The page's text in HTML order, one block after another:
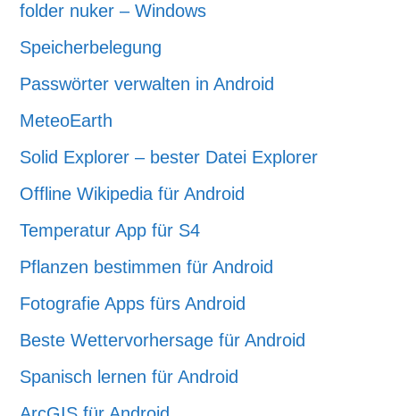
folder nuker – Windows
Speicherbelegung
Passwörter verwalten in Android
MeteoEarth
Solid Explorer – bester Datei Explorer
Offline Wikipedia für Android
Temperatur App für S4
Pflanzen bestimmen für Android
Fotografie Apps fürs Android
Beste Wettervorhersage für Android
Spanisch lernen für Android